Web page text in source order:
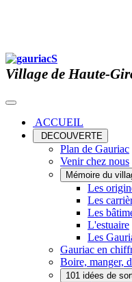
Village de Haute-
ACCUEIL
DECOUVERTE
Plan de Gauriac
Venir chez nous
Mémoire du
Les
Les
Les
L'estuaire
Les
Gauriac en
Boire, manger,
101 idées de